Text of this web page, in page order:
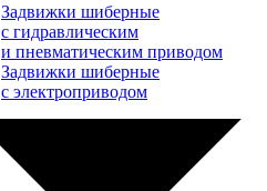
Задвижки шиберные
с гидравлическим
и пневматическим приводом
Задвижки шиберные
с электроприводом